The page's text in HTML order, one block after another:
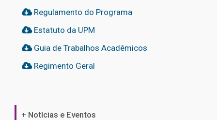
Regulamento do Programa
Estatuto da UPM
Guia de Trabalhos Acadêmicos
Regimento Geral
+ Notícias e Eventos